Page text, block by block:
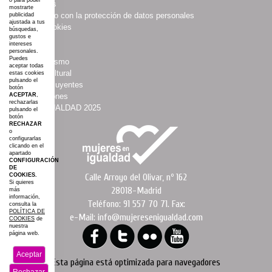
· Multimedias
·Compromiso con la protección de datos personales
·Política Cookies
·Boletines
·Agenda
·Asociacionismo
·Espacio Cultural
·Mujeres Influyentes
·Colaboraciones
·#AGROIGUALDAD 2025
·Mapa web
Calle Arroyo del Olivar, nº 162
28018-Madrid
Teléfono: 91 557 70 71. Fax:
e-Mail: info@mujeresenigualdad.com
Esta página está optimizada para navegadores
mostrarte
publicidad
ajustada a tus
búsquedas,
gustos e
intereses
personales.
Puedes
aceptar todas
estas cookies
pulsando el
botón
ACEPTAR,
rechazarlas
pulsando el
botón
RECHAZAR
o
configurarlas
clicando en el
apartado
CONFIGURACIÓN
DE
COOKIES.
Si quieres
más
información,
consulta la
POLÍTICA DE
COOKIES de
nuestra
página web.
Aceptar